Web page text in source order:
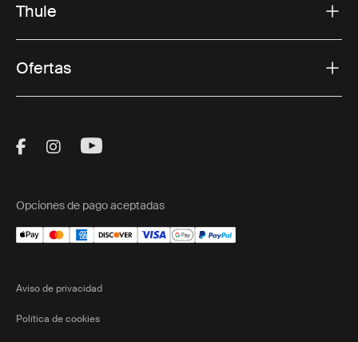
Thule
Ofertas
Visit Thule on Facebook (external link)
Visit Thule on Instagram (external link)
Visit Thule on Youtube (external
Opciones de pago aceptadas
Aviso de privacidad
Política de cookies